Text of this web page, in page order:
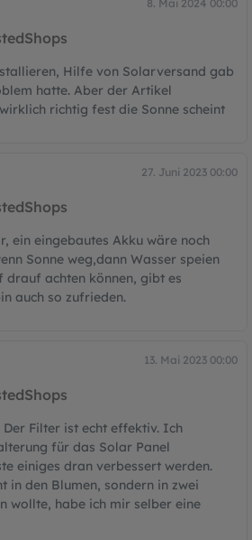
8. Mai 2024 00:00
Hilfe von Solarversand gab
hatte. Aber der Artikel
richtig fest die Sonne scheint
27. Juni 2023 00:00
ein eingebautes Akku wäre noch
Sonne weg,dann Wasser speien
drauf achten können, gibt es
auch so zufrieden.
13. Mai 2023 00:00
Filter ist echt effektiv. Ich
für das Solar Panel
einiges dran verbessert werden.
in den Blumen, sondern in zwei
wollte, habe ich mir selber eine